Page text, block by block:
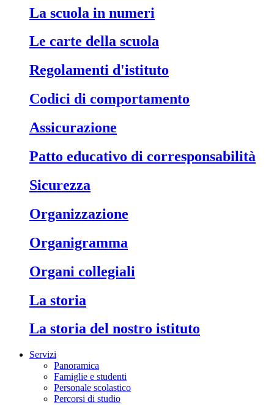
La scuola in numeri
Le carte della scuola
Regolamenti d'istituto
Codici di comportamento
Assicurazione
Patto educativo di corresponsabilità
Sicurezza
Organizzazione
Organigramma
Organi collegiali
La storia
La storia del nostro istituto
Servizi
Panoramica
Famiglie e studenti
Personale scolastico
Percorsi di studio